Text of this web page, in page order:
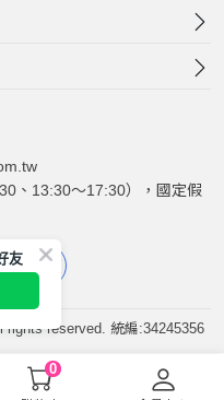
、13:30～17:30），國定假
reserved. 統編:34245356
0
友